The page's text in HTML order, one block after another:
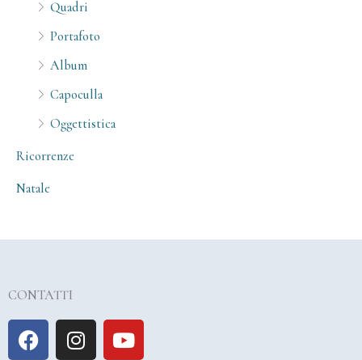
Quadri
Portafoto
Album
Capoculla
Oggettistica
Ricorrenze
Natale
CONTATTI
F
a
I
n
Y
o